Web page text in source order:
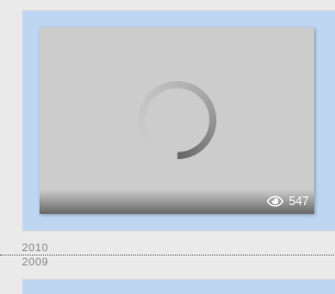
547
2010
2009